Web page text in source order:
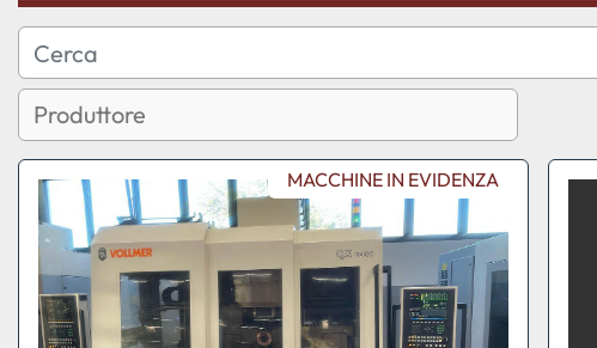
MACCHINE IN EVIDENZA